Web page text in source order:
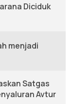
Diciduk
menjadi
Satgas
Avtur